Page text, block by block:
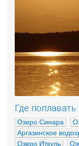
Где
Озеро Синара
Аргазинское
Озеро Иткуль